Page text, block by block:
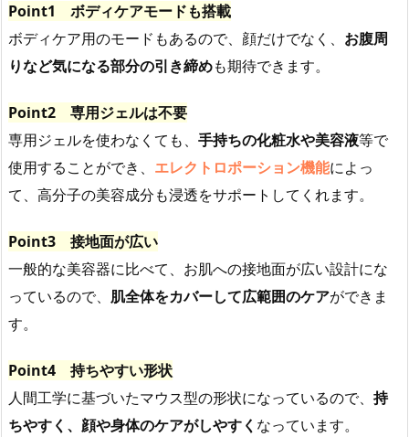
Point1 ボディケアモードも搭載
ボディケア用のモードもあるので、顔だけでなく、 お腹周
りなど気になる部分の引き締めも期待できます。
Point2 専用ジェルは不要
専用ジェルを使わなくても、 手持ちの化粧水や美容液等で
使用することができ、 エレクトロポーション機能によっ
て、高分子の美容成分も浸透をサポートしてくれます。
Point3 接地面が広い
一般的な美容器に比べて、お肌への接地面が広い設計にな
っているので、 肌全体をカバーして広範囲のケアができま
す。
Point4 持ちやすい形状
人間工学に基づいたマウス型の形状になっているので、 持
ちやすく、顔や身体のケアがしやすく なっています。